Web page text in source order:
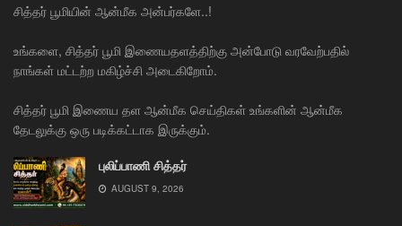
சித்தர் பூமியின் ஆன்மீக அன்பர்களே..!
உங்களை, சித்தர் பூமி இணையதளத்திற்கு அன்போடு வரவேற்பதில்
நாங்கள் மட்டற்ற மகிழ்ச்சி அடைகிறோம்.
சித்தர் பூமி இணைய தள ஆன்மீக செய்திகள் உங்களின் ஆன்மீக
தேடலுக்கு ஒரு படிக்கட்டாக இருக்கும்.
புலிப்பாணி சித்தர்
AUGUST 9, 2026